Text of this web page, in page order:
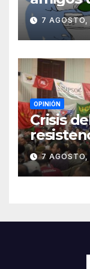
Cuba?
Blanch
7
OPINIÓN
Crisis
el inicio
7